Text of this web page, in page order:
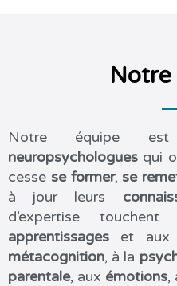
Notre
Notre équipe
neuropsychologues qui
cesse se former, se
à jour leurs
d’expertise
apprentissages et aux
métacognition, à la
parentale, aux émotions,